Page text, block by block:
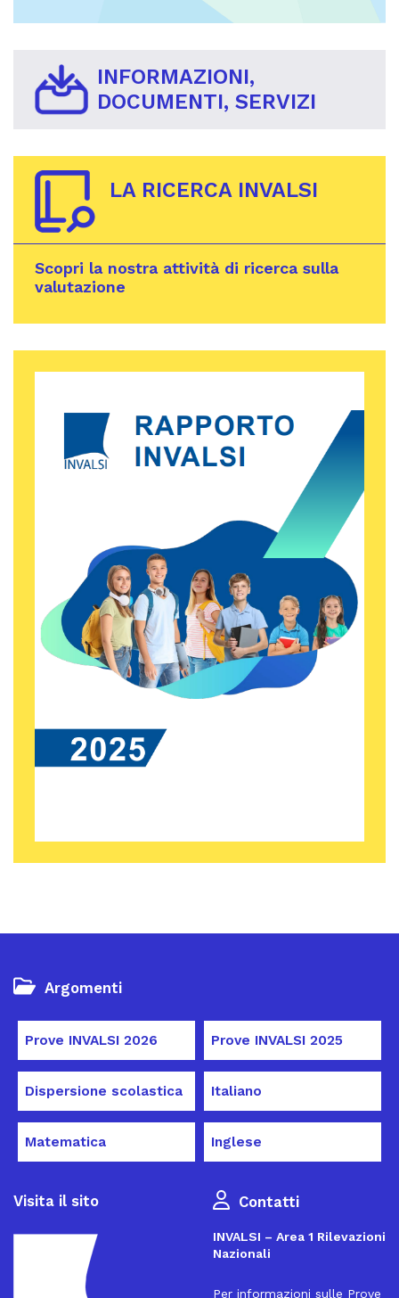
INFORMAZIONI,
DOCUMENTI, SERVIZI
LA RICERCA INVALSI
Scopri la nostra attività di ricerca sulla
valutazione
Argomenti
Prove INVALSI 2026 Prove INVALSI 2025
Dispersione scolastica Italiano
Matematica Inglese
Visita il sito Contatti
INVALSI – Area 1 Rilevazioni
Nazionali
Per informazioni sulle Prove